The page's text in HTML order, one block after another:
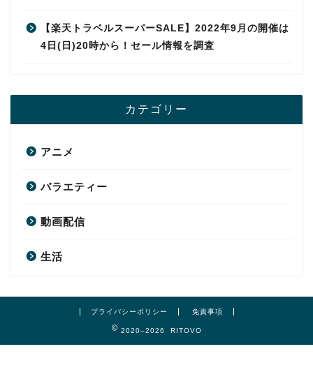
【楽天トラベルスーパーSALE】2022年9月の開催は
4日(日)20時から！セール情報を調査
カテゴリー
アニメ
バラエティー
動画配信
生活
プライバシーポリシー 免責事項
2020–2026 RITOVO